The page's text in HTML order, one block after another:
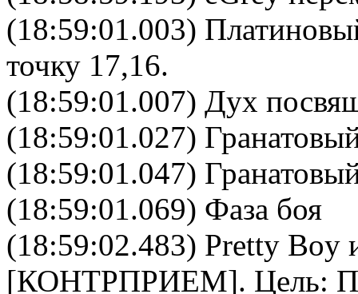
(18:59:01.003)
точку 17,16.
(18:59:01.007) Дух
(18:59:01.027)
(18:59:01.047)
(18:59:01.069) Фаза боя
(18:59:02.483) Pretty Boy
[КОНТРПРИЕМ]. Цель: